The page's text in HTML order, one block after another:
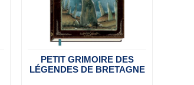
PETIT GRIMOIRE DES
LÉGENDES DE BRETAGNE